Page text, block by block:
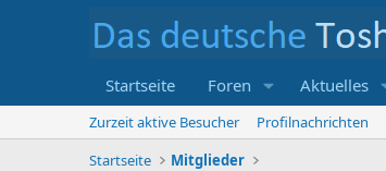
Startseite Foren Aktuelles
Zurzeit aktive Besucher Profilnachrichten
Startseite
Mitglieder